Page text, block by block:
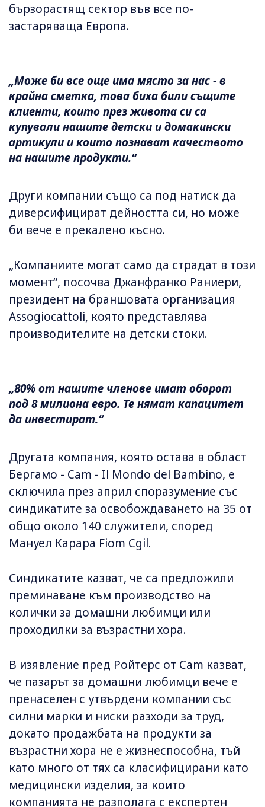
бързорастящ сектор във все по-
застаряваща Европа.
„Може би все още има място за нас - в
крайна сметка, това биха били същите
клиенти, които през живота си са
купували нашите детски и домакински
артикули и които познават качеството
на нашите продукти.“
Други компании също са под натиск да
диверсифицират дейността си, но може
би вече е прекалено късно.
„Компаниите могат само да страдат в този
момент“, посочва Джанфранко Раниери,
президент на браншовата организация
Assogiocattoli, която представлява
производителите на детски стоки.
„80% от нашите членове имат оборот
под 8 милиона евро. Те нямат капацитет
да инвестират.“
Другата компания, която остава в област
Бергамо - Cam - Il Mondo del Bambino, е
сключила през април споразумение със
синдикатите за освобождаването на 35 от
общо около 140 служители, според
Мануел Карара Fiom Cgil.
Синдикатите казват, че са предложили
преминаване към производство на
колички за домашни любимци или
проходилки за възрастни хора.
В изявление пред Ройтерс от Cam казват,
че пазарът за домашни любимци вече е
пренаселен с утвърдени компании със
силни марки и ниски разходи за труд,
докато продажбата на продукти за
възрастни хора не е жизнеспособна, тъй
като много от тях са класифицирани като
медицински изделия, за които
компанията не разполага с експертен